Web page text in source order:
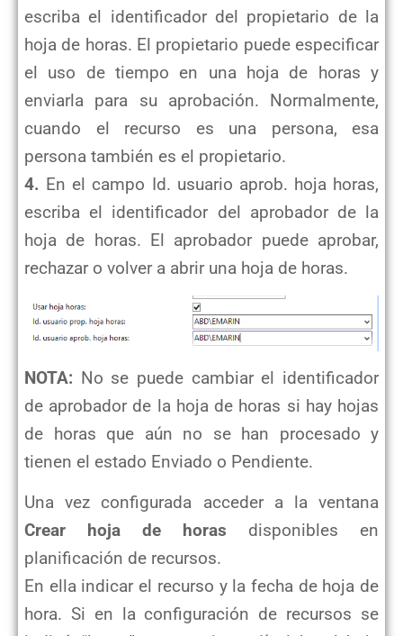
escriba el identificador del propietario de la
hoja de horas. El propietario puede especificar
el uso de tiempo en una hoja de horas y
enviarla para su aprobación. Normalmente,
cuando el recurso es una persona, esa
persona también es el propietario.
4. En el campo Id. usuario aprob. hoja horas,
escriba el identificador del aprobador de la
hoja de horas. El aprobador puede aprobar,
rechazar o volver a abrir una hoja de horas.
NOTA: No se puede cambiar el identificador
de aprobador de la hoja de horas si hay hojas
de horas que aún no se han procesado y
tienen el estado Enviado o Pendiente.
Una vez configurada acceder a la ventana
Crear hoja de horas disponibles en
planificación de recursos.
En ella indicar el recurso y la fecha de hoja de
hora. Si en la configuración de recursos se